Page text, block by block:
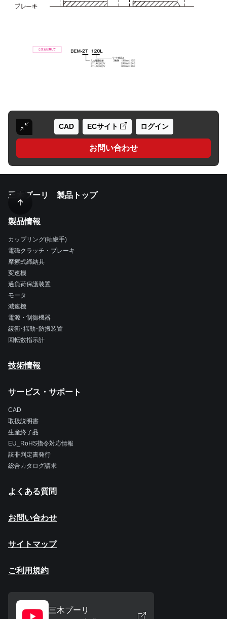
CAD ECサイト ログイン
お問い合わせ
三木プーリ 製品トップ
製品情報
カップリング(軸継手)
電磁クラッチ・ブレーキ
摩擦式締結具
変速機
過負荷保護装置
モータ
減速機
電源・制御機器
緩衝･揺動･防振装置
回転数指示計
技術情報
サービス・サポート
CAD
取扱説明書
生産終了品
EU_RoHS指令対応情報
該非判定書発行
総合カタログ請求
よくある質問
お問い合わせ
サイトマップ
ご利用規約
三木プーリ